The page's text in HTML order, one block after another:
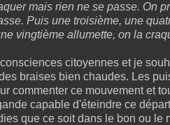
mais rien ne se passe. On
Puis une troisième, une
vingtième allumette, on la
citoyennes et je
braises bien chaudes. Les
commenter ce mouvement et
capable d'éteindre ce
que ce soit dans le bon ou le